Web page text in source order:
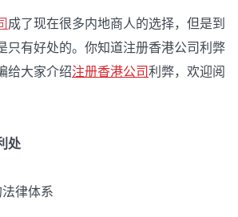
成了现在很多内地商人的选择，但是到
只有好处的。你知道注册香港公司利弊
给大家介绍注册香港公司利弊，欢迎阅
处
律体系